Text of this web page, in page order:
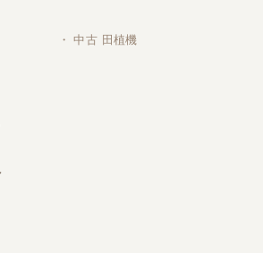
農場
取引ありがとうございました。 梱包も
絡をいたいておりません。
・ 中古 田植機